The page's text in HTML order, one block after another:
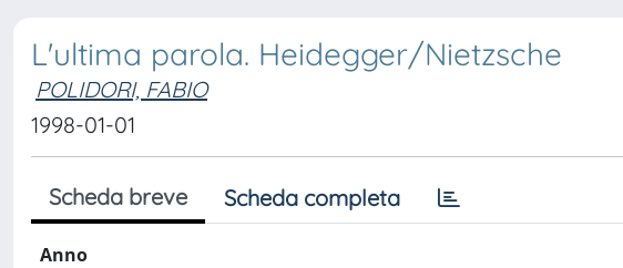
L'ultima parola. Heidegger/Nietzsche
POLIDORI, FABIO
1998-01-01
Scheda breve Scheda completa
Anno